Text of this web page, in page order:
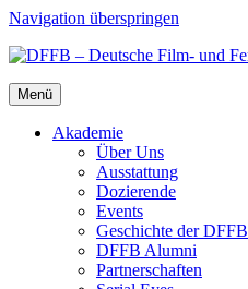
Navigation überspringen
Menü
Aka­de­mie
Über Uns
Aus­stat­tung
Dozie­ren­de
Events
Geschich­te der DFFB
DFFB Alum­ni
Part­ner­schaf­ten